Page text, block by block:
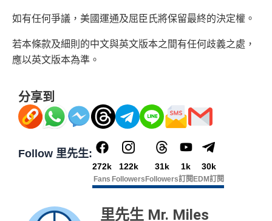
（主卡及附屬卡）可以憑卡進入香港機場Plaza Premi
um Lounge貴賓候機室，每曆年上限合共8次。了解更
多： AE Explorer lounge 貴賓室
免費旅遊保障 ：旅遊意外保障金額高達HK$350萬（需
以AE Explorer卡訂機票）
網上購物安全保證：以AE Explorer卡簽賬可享退貨保
證、 45日購物保障、延長保養服務及價格保障
小時提供協助：透過「運通財」服務於世界各
地提取現金、超過2,200間美國運通旅遊辦事處提供之
les.hk/mmcredit ✅優點
可以無限次入全球
及免費帶多1個同伴入，除香港機場外其他The Centuri
on Lounges位於美國
全年全家旅遊保險！
免費申請2張附屬卡
送1張無限次入全球airport VIP lounge既Priority Pass
Amex Platinum Travel Service - Fine Hotels & Resorts
如有任何爭議，美國運通及屈臣氏將保留最終的決定權。
若本條款及細則的中文與英文版本之間有任何歧義之處，
應以英文版本為準。
分享到
Follow 里先生:
272k
Fans
122k
Followers
31k
Followers
1k
訂閱
30k
EDM訂閱
里先生 Mr. Miles